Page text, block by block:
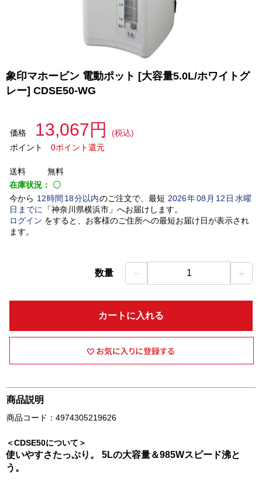
象印マホービン 電動ポット [大容量5.0L/ホワイトグ
レー] CDSE50-WG
価格 13,067円
(税込)
ポイント
0ポイント還元
送料
無料
在庫状況： 〇
今から 12時間 18分以内のご注文で、最短 2026年08 月 12 日水曜
日 までに 「神奈川県横浜市」 へお届けします。
ログイン をすると、お客様のご住所への最短お届け日が表示され
ます。
数量 － 1 ＋
カートに入れる
商品説明
商品コード：4974305219626
＜CDSE50について＞
使いやすさたっぷり。 5Lの大容量＆985Wスピード沸と
う。